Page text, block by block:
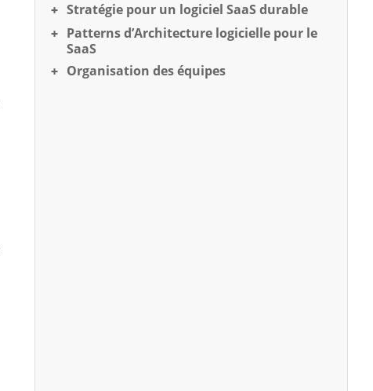
Stratégie pour un logiciel SaaS durable
Patterns d’Architecture logicielle pour le
SaaS
Organisation des équipes